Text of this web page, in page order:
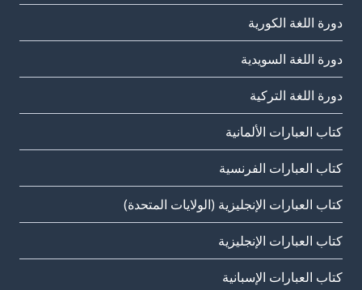
دورة اللغة الكورية
دورة اللغة السويدية
دورة اللغة التركية
كتاب العبارات الألمانية
كتاب العبارات الفرنسية
كتاب العبارات الإنجليزية (الولايات المتحدة)
كتاب العبارات الإنجليزية
كتاب العبارات الإسبانية